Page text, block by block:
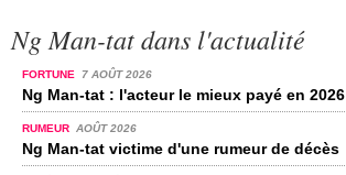
Ng Man-tat dans l'actualité
FORTUNE 7 AOÛT 2026
Ng Man-tat : l'acteur le mieux payé en 2026
RUMEUR AOÛT 2026
Ng Man-tat victime d'une rumeur de décès